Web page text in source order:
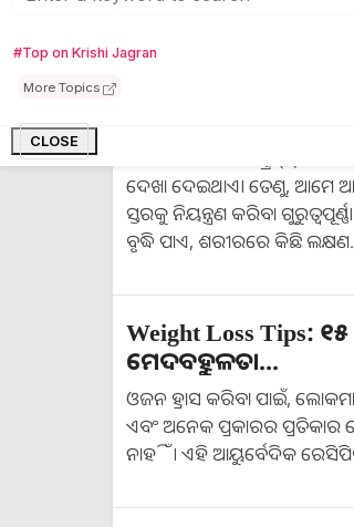
#Top on Krishi Jagran
More Topics
CLOSE
ଦେଖା ଦେଇଥାଏ। ତେଣୁ, ଆମେ
ସ୍ତରକୁ ନିୟନ୍ତ୍ରଣ କରିବା
ବୃଦ୍ଧି ପାଏ, ଶରୀରରେ କିଛି
Weight Loss Tips:
ମେଦବହୁଳତା...
ଓଜନ ହ୍ରାସ କରିବା ପାଇଁ,
ଏବଂ ଅନେକ ପ୍ରକାରର ପ୍ରତିକାର
ନାହିଁ। ଏହି ଆୟୁର୍ବେଦିକ